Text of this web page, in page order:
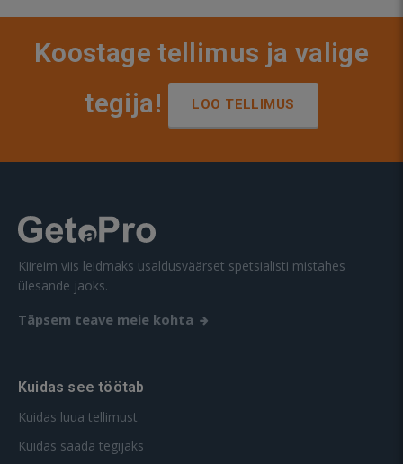
Koostage tellimus ja valige
tegija!
LOO TELLIMUS
Kiireim viis leidmaks usaldusväärset spetsialisti mistahes
ülesande jaoks.
Täpsem teave meie kohta
Kuidas see töötab
Kuidas luua tellimust
Kuidas saada tegijaks